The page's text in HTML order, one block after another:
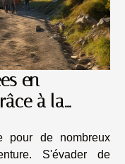
en
à la
pour de nombreux
S'évader de